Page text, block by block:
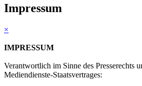
Impressum
×
IMPRESSUM
Verantwortlich im Sinne des Presserechts
Mediendienste-Staatsvertrages: